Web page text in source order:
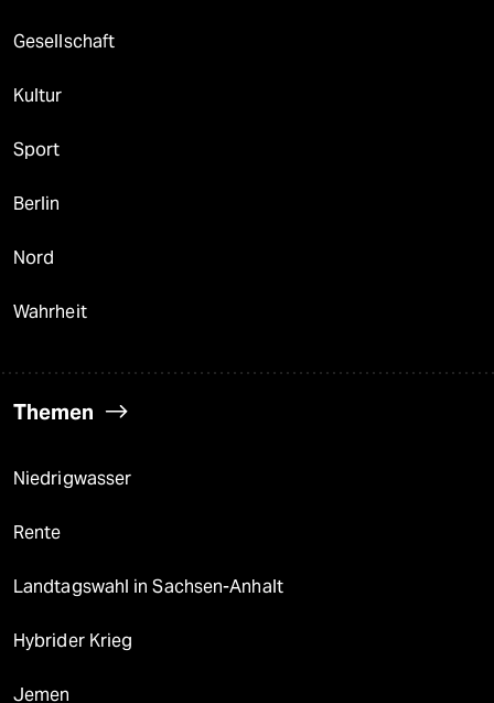
Gesellschaft
Kultur
Sport
Berlin
Nord
Wahrheit
Themen
Niedrigwasser
Rente
Landtagswahl in Sachsen-Anhalt
Hybrider Krieg
Jemen